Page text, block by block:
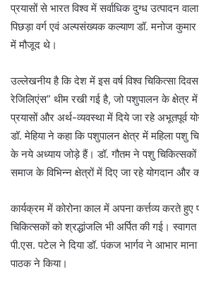
प्रयासों से भारत विश्व में सर्वाधिक दुग्ध उत्पादन
पिछड़ा वर्ग एवं अल्पसंख्यक कल्याण डॉ. मनोज
में मौजूद थे।
उल्लेखनीय है कि देश में इस वर्ष विश्व चिकित्सा
रेजिलिएंस” थीम रखी गई है, जो पशुपालन के क्षेत्र
प्रयासों और अर्थ-व्यवस्था में दिये जा रहे अभूतपूर्व
डॉ. मेहिया ने कहा कि पशुपालन क्षेत्र में महिला पशु
के नये अध्याय जोड़े हैं। डॉ. गौतम ने पशु चिकित्सकों
समाज के विभिन्न क्षेत्रों में दिए जा रहे योगदान और
कार्यक्रम में कोरोना काल में अपना कर्त्तव्य करते हुए
चिकित्सकों को श्रद्धांजलि भी अर्पित की गई।
पी.एस. पटेल ने दिया डॉ. पंकज भार्गव ने आभार
पाठक ने किया।